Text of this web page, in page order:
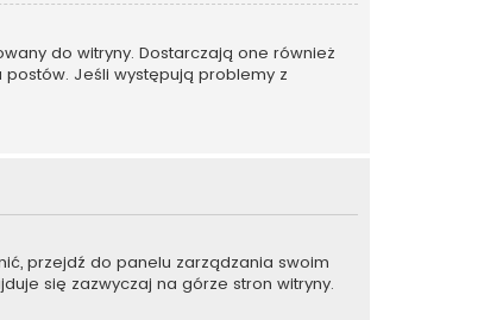
do witryny. Dostarczają one również
postów. Jeśli występują problemy z
przejdź do panelu zarządzania swoim
się zazwyczaj na górze stron witryny.